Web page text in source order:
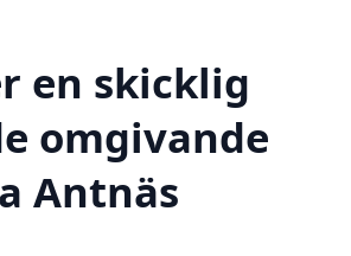
en skicklig
omgivande
Antnäs